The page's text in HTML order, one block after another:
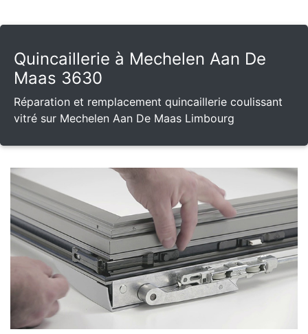
Quincaillerie à Mechelen Aan De
Maas 3630
Réparation et remplacement quincaillerie coulissant
vitré sur Mechelen Aan De Maas Limbourg